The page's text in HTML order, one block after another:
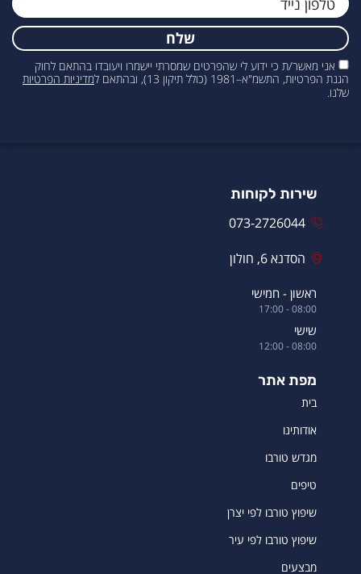
אני מאשר/ת כי ידוע לי שהפרטים שמסרתי יישמרו ויעובדו בהתאם לחוק
הגנת הפרטיות, התשמ"א–1981 (כולל תיקון 13), ובהתאם ל
מדיניות הפרטיות
שלנו.
שלח
שירות לקוחות
073-2726044
הסדנא 6, חולון
ראשון - חמישי
08:00 - 17:00
שישי
08:00 - 12:00
מפת אתר
בית
אודותינו
מגדש טורבו
טיפים
שיפוץ טורבו לפי יצרן
שיפוץ טורבו לפי עיר
מבצעים